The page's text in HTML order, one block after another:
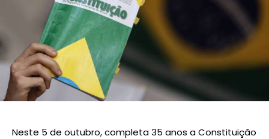
Neste 5 de outubro, completa 35 anos a Constituição